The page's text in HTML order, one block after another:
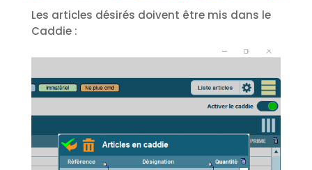
Les articles désirés doivent être mis dans le
Caddie :